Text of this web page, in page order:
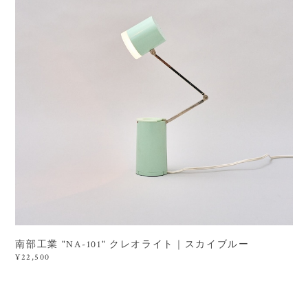
南部工業 "NA-101" クレオライト｜スカイブルー
¥22,500